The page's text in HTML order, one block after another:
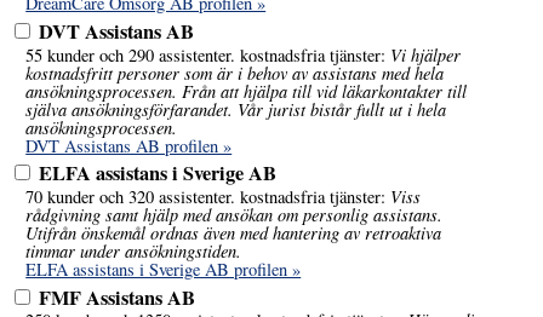
DVT Assistans AB
55 kunder och 290 assistenter. kostnadsfria tjänster: Vi hjälper
kostnadsfritt personer som är i behov av assistans med hela
ansökningsprocessen. Från att hjälpa till vid läkarkontakter till
själva ansökningsförfarandet. Vår jurist bistår fullt ut i hela
ansökningsprocessen.
DVT Assistans AB profilen »
ELFA assistans i Sverige AB
70 kunder och 320 assistenter. kostnadsfria tjänster: Viss
rådgivning samt hjälp med ansökan om personlig assistans.
Utifrån önskemål ordnas även med hantering av retroaktiva
timmar under ansökningstiden.
ELFA assistans i Sverige AB profilen »
FMF Assistans AB